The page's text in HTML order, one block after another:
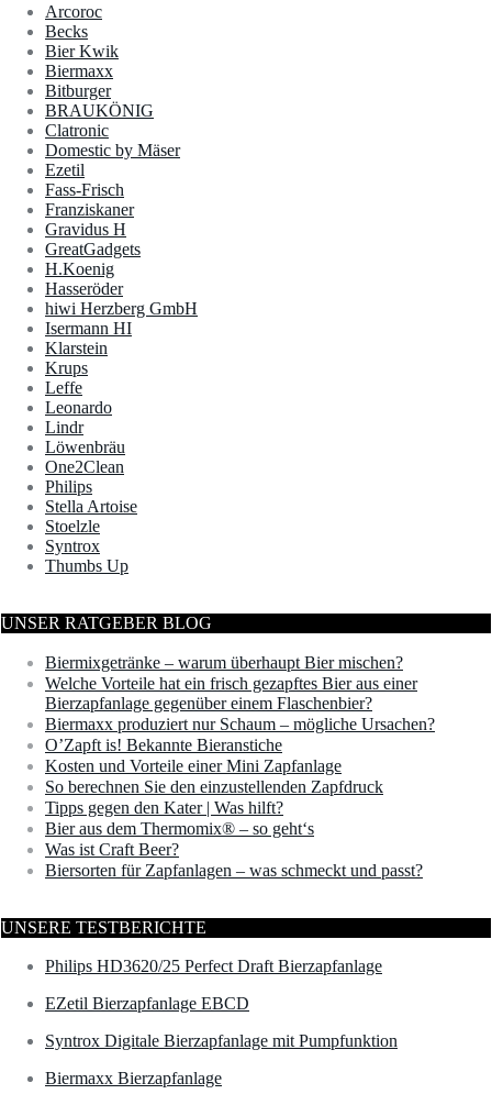
Arcoroc
Becks
Bier Kwik
Biermaxx
Bitburger
BRAUKÖNIG
Clatronic
Domestic by Mäser
Ezetil
Fass-Frisch
Franziskaner
Gravidus H
GreatGadgets
H.Koenig
Hasseröder
hiwi Herzberg GmbH
Isermann HI
Klarstein
Krups
Leffe
Leonardo
Lindr
Löwenbräu
One2Clean
Philips
Stella Artoise
Stoelzle
Syntrox
Thumbs Up
UNSER RATGEBER BLOG
Biermixgetränke – warum überhaupt Bier mischen?
Welche Vorteile hat ein frisch gezapftes Bier aus einer
Bierzapfanlage gegenüber einem Flaschenbier?
Biermaxx produziert nur Schaum – mögliche Ursachen?
O’Zapft is! Bekannte Bieranstiche
Kosten und Vorteile einer Mini Zapfanlage
So berechnen Sie den einzustellenden Zapfdruck
Tipps gegen den Kater | Was hilft?
Bier aus dem Thermomix® – so geht‘s
Was ist Craft Beer?
Biersorten für Zapfanlagen – was schmeckt und passt?
UNSERE TESTBERICHTE
Philips HD3620/25 Perfect Draft Bierzapfanlage
EZetil Bierzapfanlage EBCD
Syntrox Digitale Bierzapfanlage mit Pumpfunktion
Biermaxx Bierzapfanlage